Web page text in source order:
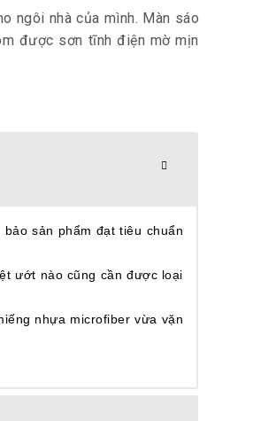
ngôi nhà của mình. Màn sáo
được sơn tĩnh điện mờ mịn
sản phẩm đạt tiêu chuẩn
ướt nào cũng cần được loại
nhựa microfiber vừa vặn